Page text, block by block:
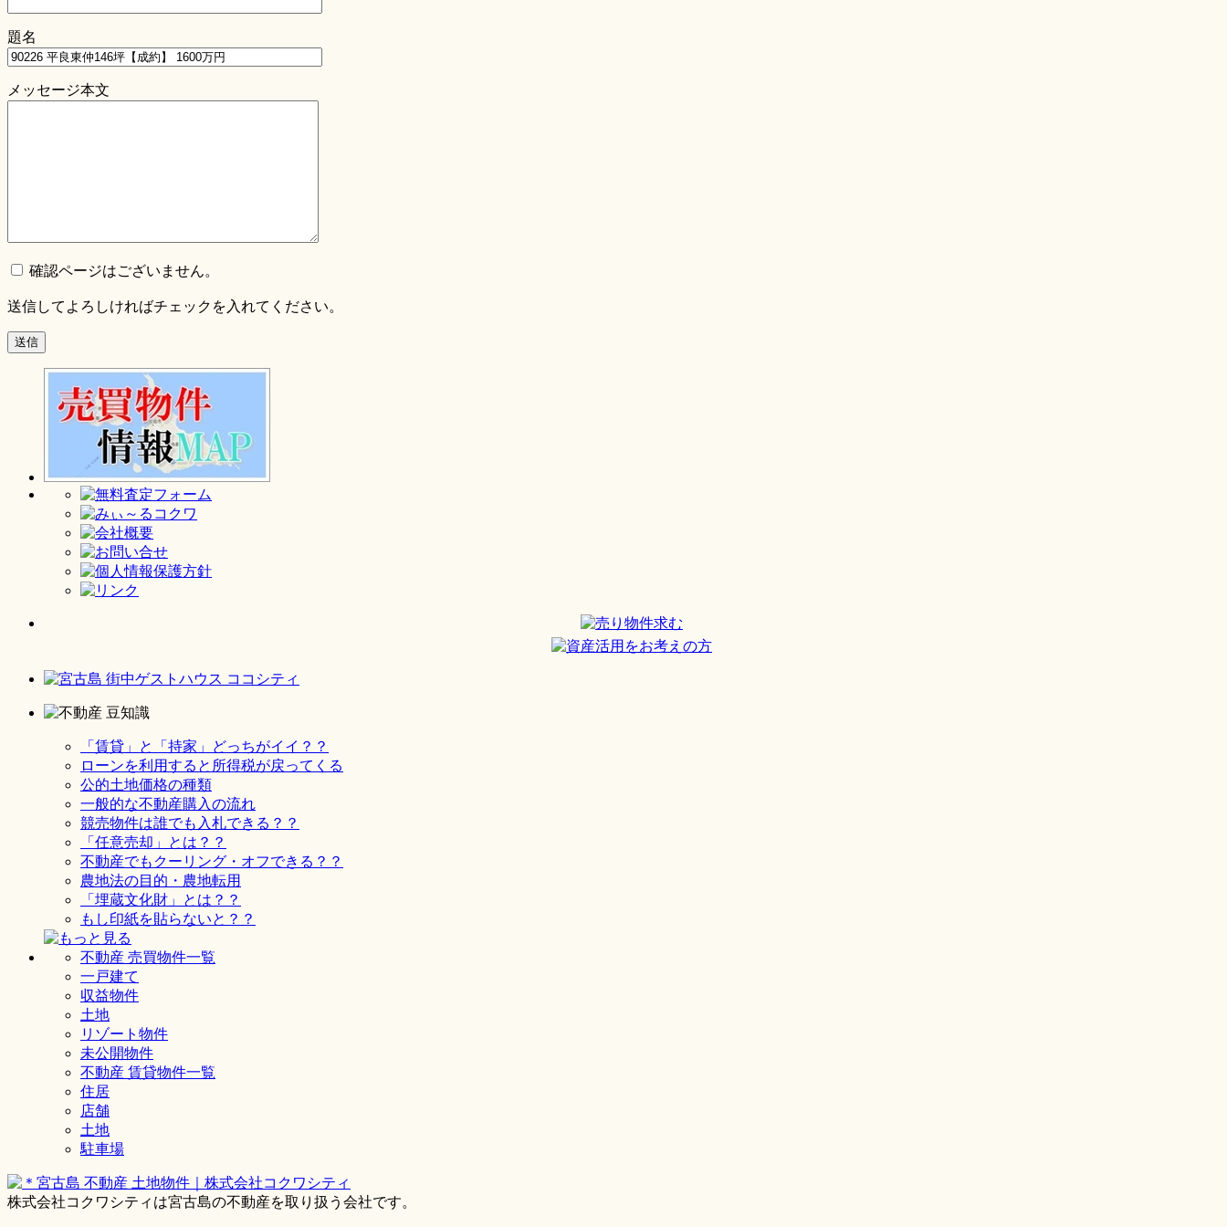
題名
メッセージ本文
確認ページはございません。
送信してよろしければチェックを入れてください。
「賃貸」と「持家」どっちがイイ？？
ローンを利用すると所得税が戻ってくる
公的土地価格の種類
一般的な不動産購入の流れ
競売物件は誰でも入札できる？？
「任意売却」とは？？
不動産でもクーリング・オフできる？？
農地法の目的・農地転用
「埋蔵文化財」とは？？
もし印紙を貼らないと？？
不動産 売買物件一覧
一戸建て
収益物件
土地
リゾート物件
未公開物件
不動産 賃貸物件一覧
住居
店舗
土地
駐車場
株式会社コクワシティは宮古島の不動産を取り扱う会社です。